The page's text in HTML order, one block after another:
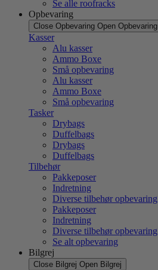
Se alle roofracks
Opbevaring
Close Opbevaring Open Opbevaring
Kasser
Alu kasser
Ammo Boxe
Små opbevaring
Alu kasser
Ammo Boxe
Små opbevaring
Tasker
Drybags
Duffelbags
Drybags
Duffelbags
Tilbehør
Pakkeposer
Indretning
Diverse tilbehør opbevaring
Pakkeposer
Indretning
Diverse tilbehør opbevaring
Se alt opbevaring
Bilgrej
Close Bilgrej Open Bilgrej